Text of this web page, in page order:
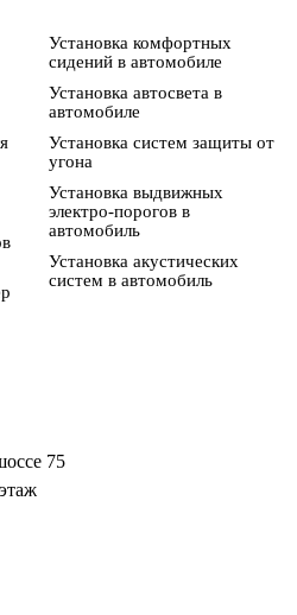
Установка комфортных
сидений в автомобиле
Установка автосвета в
автомобиле
Установка систем защиты от
угона
Установка выдвижных
электро-порогов в
автомобиль
Установка акустических
систем в автомобиль
75